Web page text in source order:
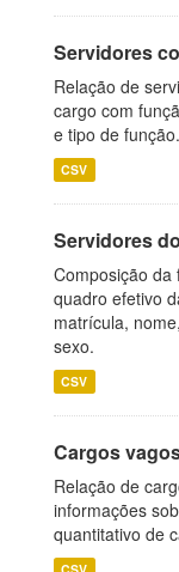
Servidores
Relação de
cargo com
e tipo de função.
CSV
Servidores
Composição da
quadro efetivo
matrícula,
sexo.
CSV
Cargos
Relação de
informações
quantitativo de